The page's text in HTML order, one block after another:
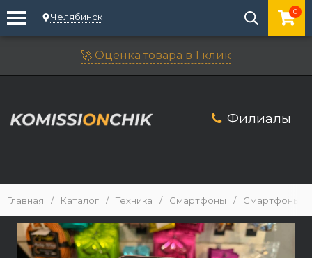
Челябинск 0
🚀 Оценка товара в 1 клик
Филиалы
Главная / Каталог / Техника / Смартфоны / Смартфоны